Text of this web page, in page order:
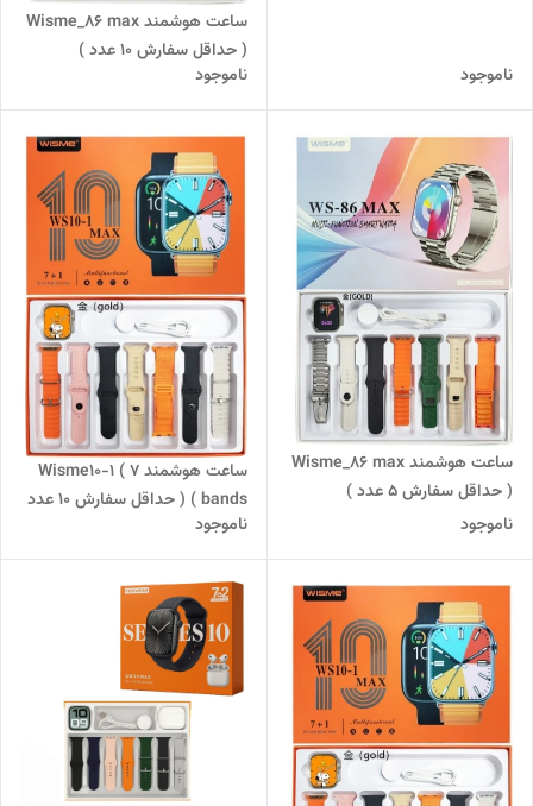
ناموجود
ساعت هوشمند Wisme_86 max
( حداقل سفارش 10 عدد )
ناموجود
ساعت هوشمند Wisme_86 max
( حداقل سفارش 5 عدد )
ناموجود
ساعت هوشمند Wisme10-1 ( 7
bands ) ( حداقل سفارش 10 عدد
)
ناموجود